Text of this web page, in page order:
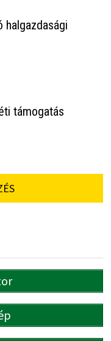
halgazdasági
támogatás